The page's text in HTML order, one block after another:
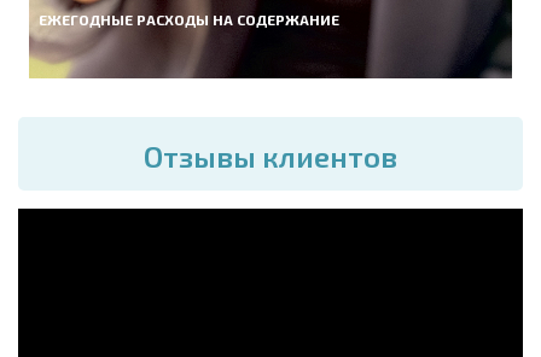
ЕЖЕГОДНЫЕ РАСХОДЫ НА СОДЕРЖАНИЕ
Отзывы клиентов